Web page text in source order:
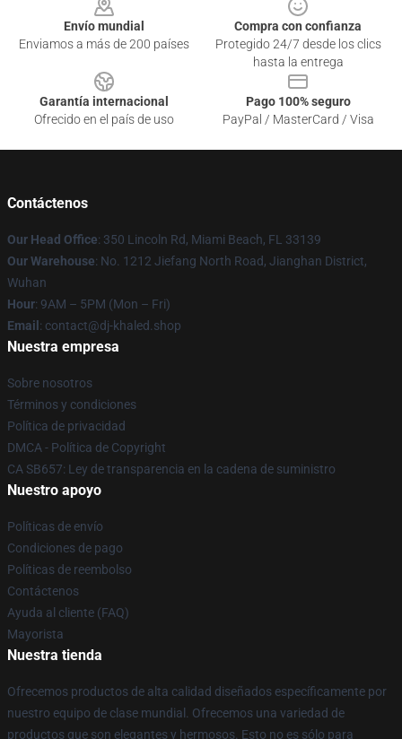
Envío mundial
Enviamos a más de 200 países
Compra con confianza
Protegido 24/7 desde los clics
hasta la entrega
Garantía internacional
Ofrecido en el país de uso
Pago 100% seguro
PayPal / MasterCard / Visa
Contáctenos
Our Head Office: 350 Lincoln Rd, Miami Beach, FL 33139
Our Warehouse: No. 1212 Jiefang North Road, Jianghan District,
Wuhan
Hour: 9AM – 5PM (Mon – Fri)
Email : contact@dj-khaled.shop
Nuestra empresa
Sobre nosotros
Términos y condiciones
Política de privacidad
DMCA - Política de Copyright
CA SB657: Ley de transparencia en la cadena de suministro
Nuestro apoyo
Políticas de envío
Condiciones de pago
Políticas de reembolso
Contáctenos
Ayuda al cliente (FAQ)
Mayorista
Nuestra tienda
Ofrecemos productos de alta calidad diseñados específicamente por
nuestro equipo de clase mundial. Ofrecemos una variedad de
productos que son elegantes y hermosos. Esto no es sólo para